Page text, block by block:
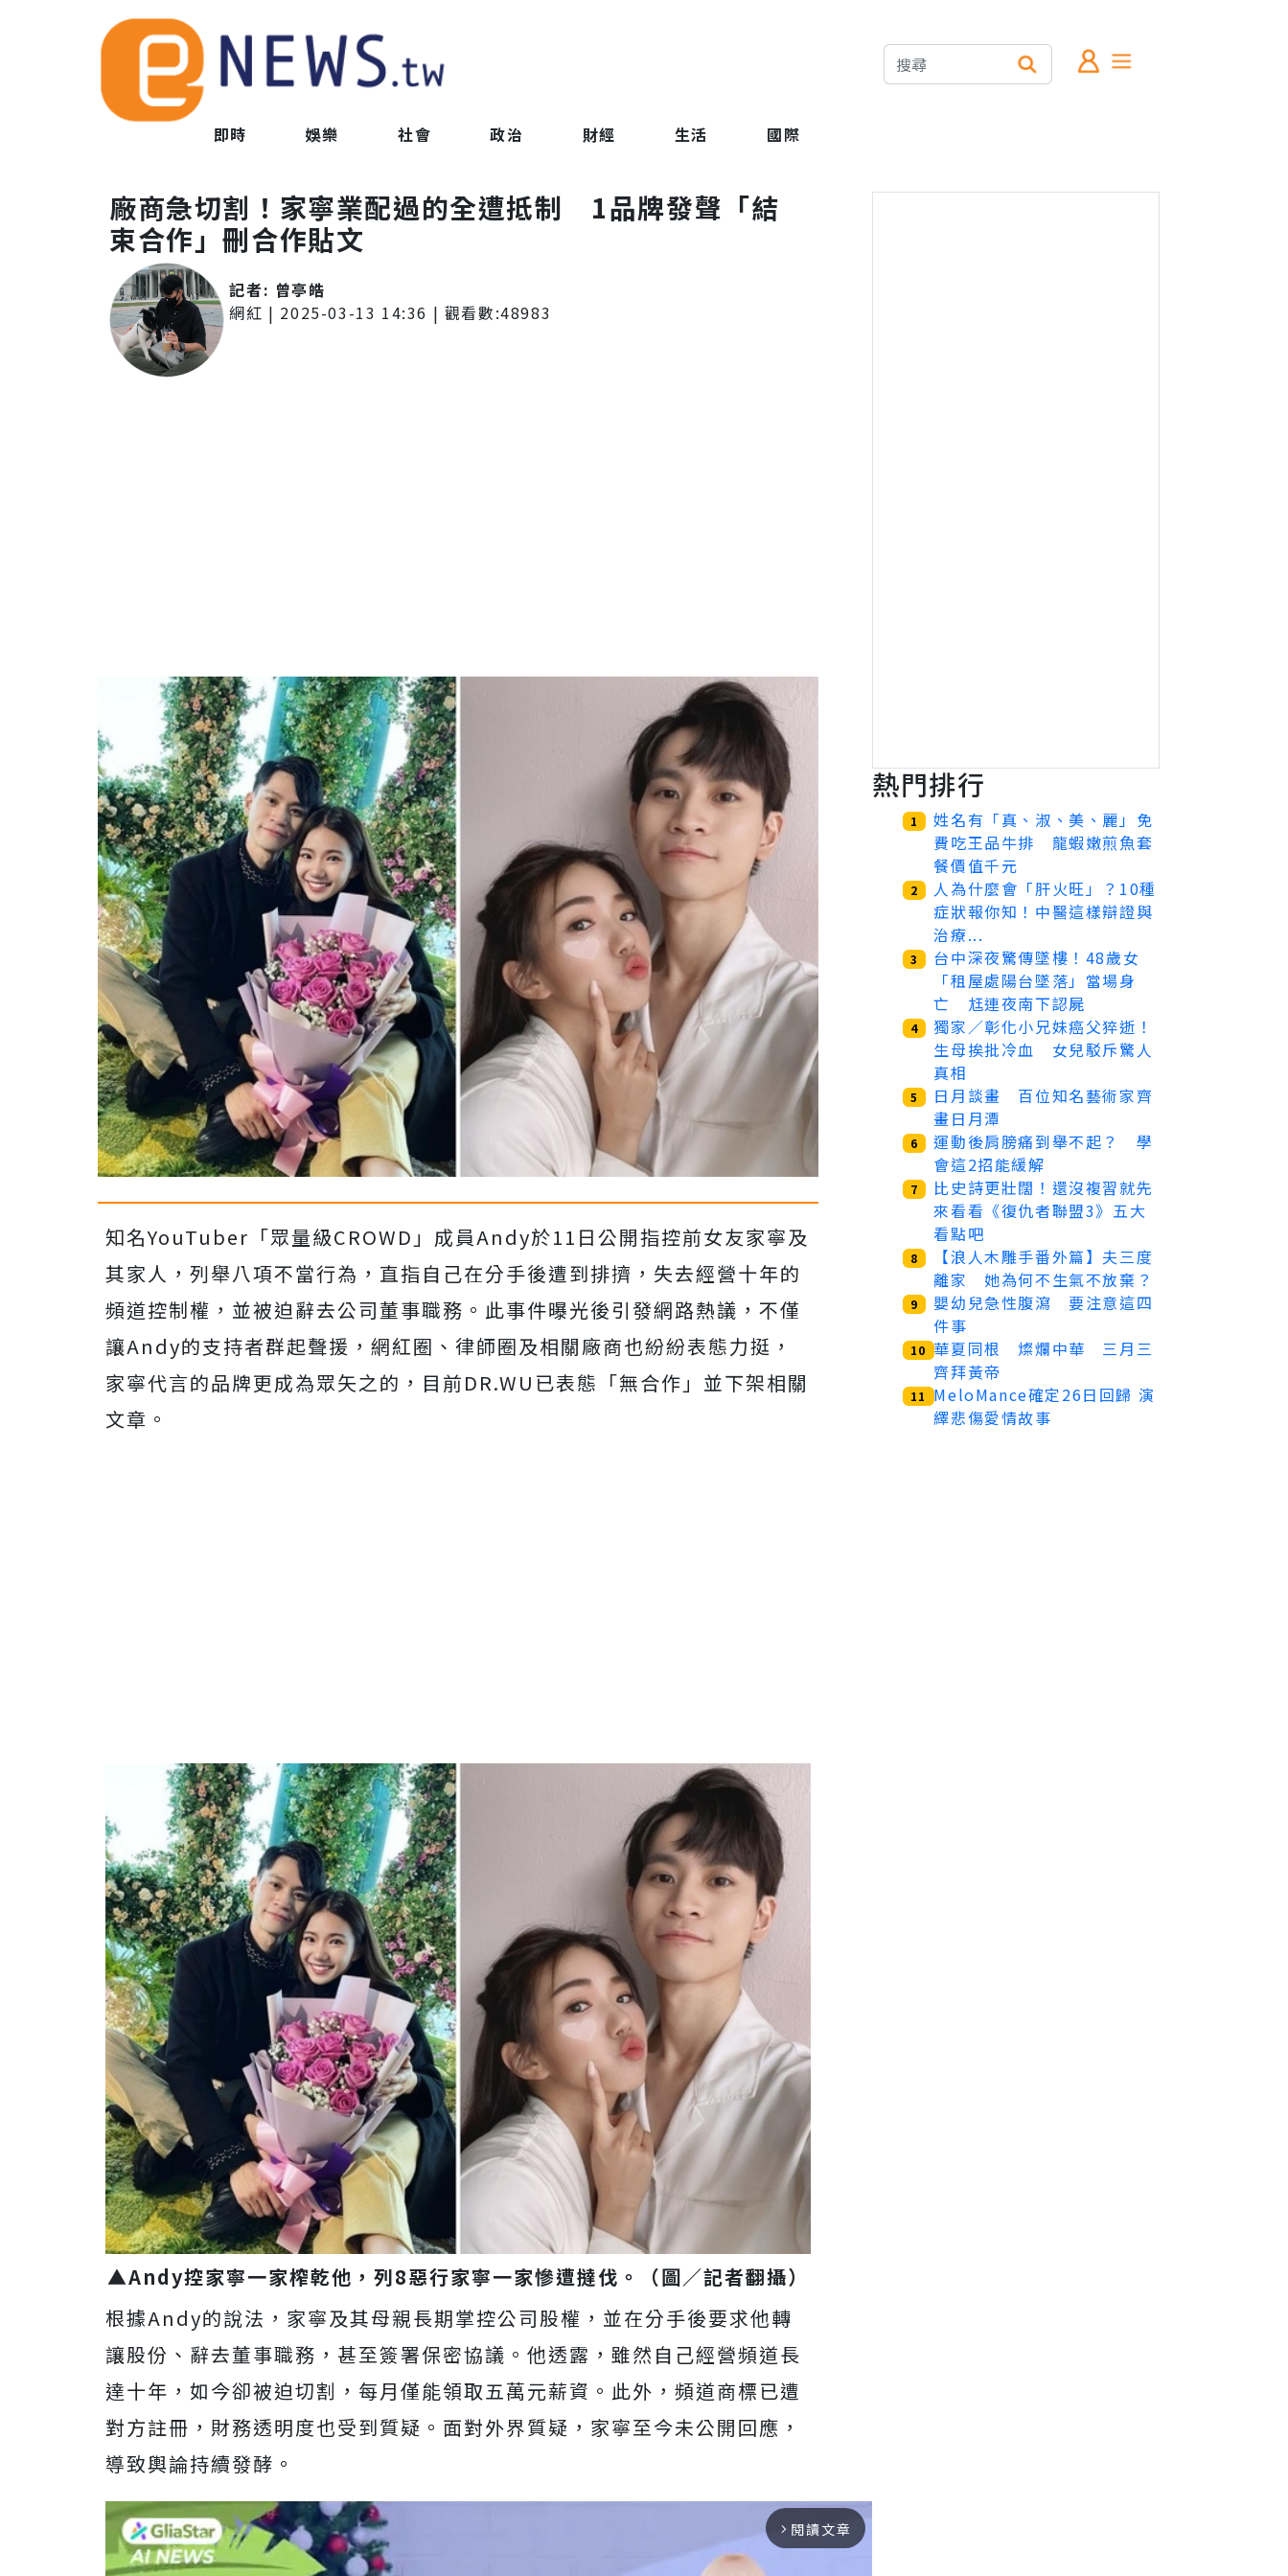
即時 娛樂 社會 政治 財經 生活 國際
廠商急切割！家寧業配過的全遭抵制 1品牌發聲「結
束合作」刪合作貼文
記者: 曾亭皓
網紅 | 2025-03-13 14:36 | 觀看數:48983
知名YouTuber「眾量級CROWD」成員Andy於11日公開指控前女友家寧及
其家人，列舉八項不當行為，直指自己在分手後遭到排擠，失去經營十年的
頻道控制權，並被迫辭去公司董事職務。此事件曝光後引發網路熱議，不僅
讓Andy的支持者群起聲援，網紅圈、律師圈及相關廠商也紛紛表態力挺，
家寧代言的品牌更成為眾矢之的，目前DR.WU已表態「無合作」並下架相關
文章。
▲Andy控家寧一家榨乾他，列8惡行家寧一家慘遭撻伐。（圖／記者翻攝）
根據Andy的說法，家寧及其母親長期掌控公司股權，並在分手後要求他轉
讓股份、辭去董事職務，甚至簽署保密協議。他透露，雖然自己經營頻道長
達十年，如今卻被迫切割，每月僅能領取五萬元薪資。此外，頻道商標已遭
對方註冊，財務透明度也受到質疑。面對外界質疑，家寧至今未公開回應，
導致輿論持續發酵。
arrow_forward_ios 閱讀文章
熱門排行
1
姓名有「真、淑、美、麗」免
費吃王品牛排 龍蝦嫩煎魚套
餐價值千元
2
人為什麼會「肝火旺」？10種
症狀報你知！中醫這樣辯證與
治療...
3
台中深夜驚傳墜樓！48歲女
「租屋處陽台墜落」當場身
亡 尪連夜南下認屍
4
獨家／彰化小兄妹癌父猝逝！
生母挨批冷血 女兒駁斥驚人
真相
5
日月談畫 百位知名藝術家齊
畫日月潭
6
運動後肩膀痛到舉不起？ 學
會這2招能緩解
7
比史詩更壯闊！還沒複習就先
來看看《復仇者聯盟3》五大
看點吧
8
【浪人木雕手番外篇】夫三度
離家 她為何不生氣不放棄？
9
嬰幼兒急性腹瀉 要注意這四
件事
10 華夏同根 燦爛中華 三月三
齊拜黃帝
11
MeloMance確定26日回歸 演
繹悲傷愛情故事